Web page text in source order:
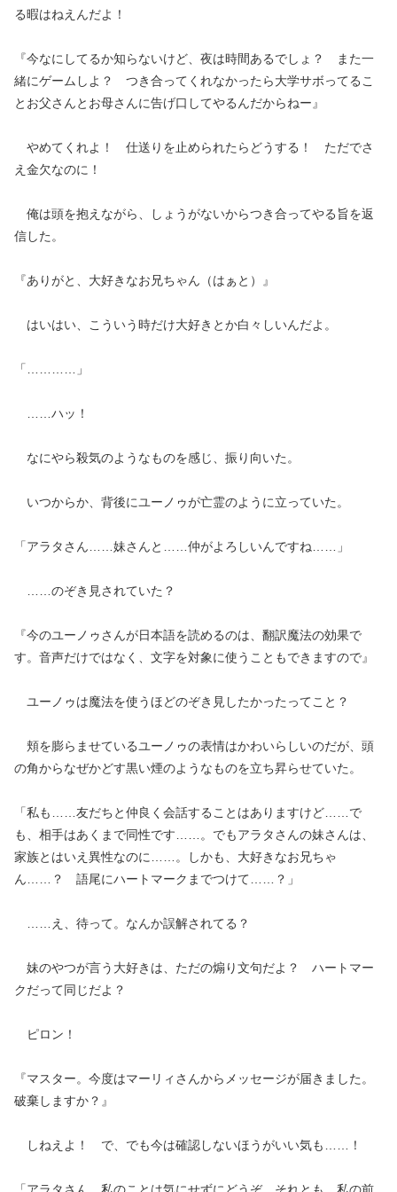
る暇はねえんだよ！
『今なにしてるか知らないけど、夜は時間あるでしょ？ また一
緒にゲームしよ？ つき合ってくれなかったら大学サボってるこ
とお父さんとお母さんに告げ口してやるんだからねー』
やめてくれよ！ 仕送りを止められたらどうする！ ただでさ
え金欠なのに！
俺は頭を抱えながら、しょうがないからつき合ってやる旨を返
信した。
『ありがと、大好きなお兄ちゃん（はぁと）』
はいはい、こういう時だけ大好きとか白々しいんだよ。
「…………」
……ハッ！
なにやら殺気のようなものを感じ、振り向いた。
いつからか、背後にユーノゥが亡霊のように立っていた。
「アラタさん……妹さんと……仲がよろしいんですね……」
……のぞき見されていた？
『今のユーノゥさんが日本語を読めるのは、翻訳魔法の効果で
す。音声だけではなく、文字を対象に使うこともできますので』
ユーノゥは魔法を使うほどのぞき見したかったってこと？
頬を膨らませているユーノゥの表情はかわいらしいのだが、頭
の角からなぜかどす黒い煙のようなものを立ち昇らせていた。
「私も……友だちと仲良く会話することはありますけど……で
も、相手はあくまで同性です……。でもアラタさんの妹さんは、
家族とはいえ異性なのに……。しかも、大好きなお兄ちゃ
ん……？ 語尾にハートマークまでつけて……？」
……え、待って。なんか誤解されてる？
妹のやつが言う大好きは、ただの煽り文句だよ？ ハートマー
クだって同じだよ？
ピロン！
『マスター。今度はマーリィさんからメッセージが届きました。
破棄しますか？』
しねえよ！ で、でも今は確認しないほうがいい気も……！